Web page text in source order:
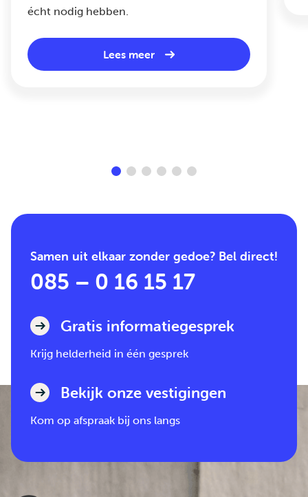
écht nodig hebben.
Lees meer
Samen uit elkaar zonder gedoe? Bel direct!
085 – 0 16 15 17
Gratis informatiegesprek
Krijg helderheid in één gesprek
Bekijk onze vestigingen
Kom op afspraak bij ons langs